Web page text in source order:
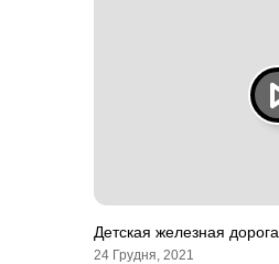
Детская железная дорога
24 Грудня, 2021